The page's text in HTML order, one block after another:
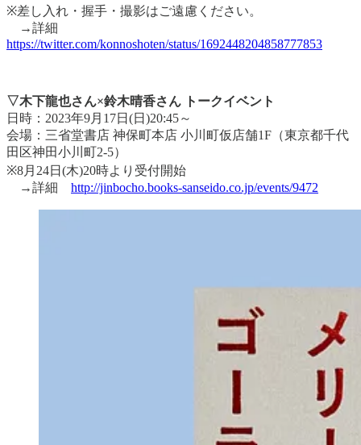
※差し入れ・握手・撮影はご遠慮ください。
→詳細
https://twitter.com/konnoshoten/status/1692448204858777853
▽木下龍也さん×鈴木晴香さん トークイベント
日時：2023年9月17日(日)20:45～
会場：三省堂書店 神保町本店 小川町仮店舗1F（東京都千代
田区神田小川町2-5）
※8月24日(木)20時より受付開始
→詳細 http://jinbocho.books-sanseido.co.jp/events/9472